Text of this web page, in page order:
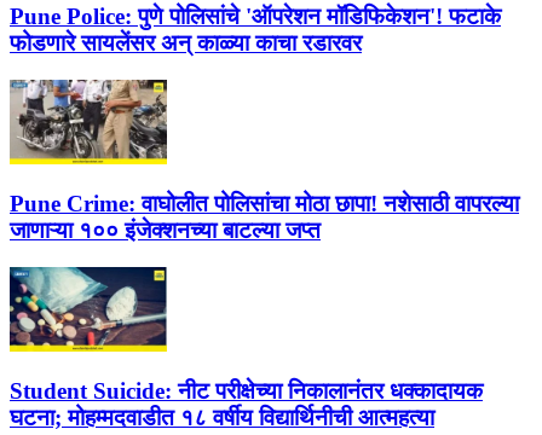
Pune Police: पुणे पोलिसांचे 'ऑपरेशन मॉडिफिकेशन'! फटाके
फोडणारे सायलेंसर अन् काळ्या काचा रडारवर
Pune Crime: वाघोलीत पोलिसांचा मोठा छापा! नशेसाठी वापरल्या
जाणाऱ्या १०० इंजेक्शनच्या बाटल्या जप्त
Student Suicide: नीट परीक्षेच्या निकालानंतर धक्कादायक
घटना; मोहम्मदवाडीत १८ वर्षीय विद्यार्थिनीची आत्महत्या